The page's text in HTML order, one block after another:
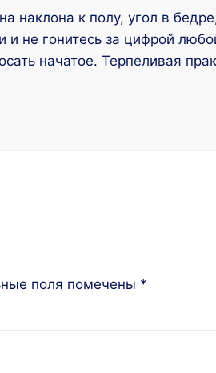
наклона к полу, угол в
и не гонитесь за цифрой
начатое. Терпеливая
поля помечены *